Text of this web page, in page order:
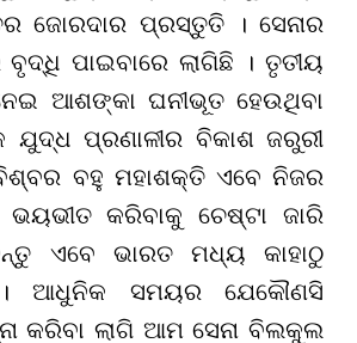
ଜୋରଦାର ପ୍ରସ୍ତୁତି । ସେନାର
ବୃଦ୍ଧି ପାଇବାରେ ଲାଗିଛି । ତୃତୀୟ
ଆଶଙ୍କା ଘନୀଭୂତ ହେଉଥିବା
ଯୁଦ୍ଧ ପ୍ରଣାଳୀର ବିକାଶ ଜରୁରୀ
ବହୁ ମହାଶକ୍ତି ଏବେ ନିଜର
କରିବାକୁ ଚେଷ୍ଟା ଜାରି
ଏବେ ଭାରତ ମଧ୍ୟ କାହାଠୁ
ଆଧୁନିକ ସମୟର ଯେକୌଣସି
କରିବା ଲାଗି ଆମ ସେନା ବିଲକୁଲ